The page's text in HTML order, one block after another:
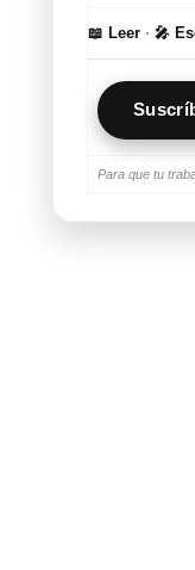
📖 Leer · 🎤
Para que tu